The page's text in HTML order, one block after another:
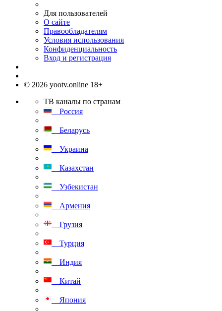
Для пользователей
О сайте
Правообладателям
Условия использования
Конфиденциальность
Вход и регистрация
© 2026 yootv.online 18+
ТВ каналы по странам
Россия
Беларусь
Украина
Казахстан
Узбекистан
Армения
Грузия
Турция
Индия
Китай
Япония